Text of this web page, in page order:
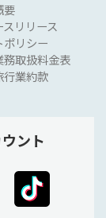
要
スリリース
ポリシー
務取扱料金表
行業約款
ント